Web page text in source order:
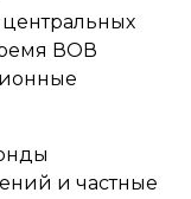
ВОВ
и частные